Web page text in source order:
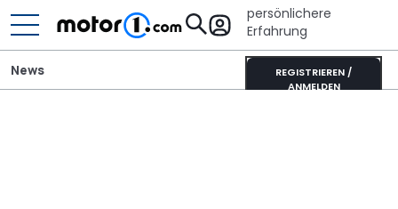
persönlichere
Erfahrung
REGISTRIEREN /
ANMELDEN
News